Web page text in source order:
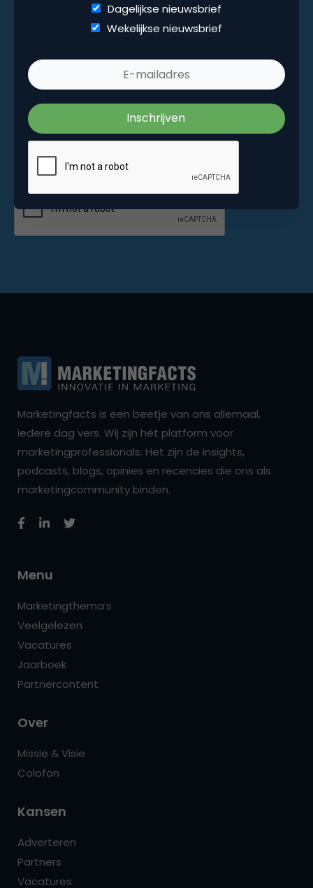
Dagelijkse nieuwsbrief
Wekelijkse nieuwsbrief
Marketingfacts. Elke dag vers. Mis niks!
Wekelijkse nieuwsbrief
Marketingfacts is een beetje van ons allemaal,
iedere dag vers. Wij zijn hét platform voor
marketingprofessionals. Het zijn de insights,
podcasts, blogs, opinies en recencies die ons als
marketingcommunity binden.
Menu
Marketingthema’s
Veelgelezen
Vacatures
Jaarboek
Partnercontent
Over
Missie & Visie
Colofon
Kansen
Adverteren
Partners
Vacatures